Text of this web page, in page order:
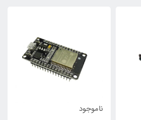
ناموجود